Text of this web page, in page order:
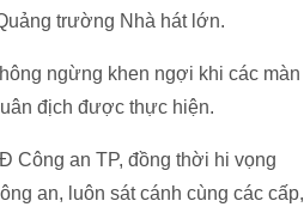
trường Nhà hát lớn.
ngừng khen ngợi khi các màn
địch được thực hiện.
Công an TP, đồng thời hi vọng
an, luôn sát cánh cùng các cấp,